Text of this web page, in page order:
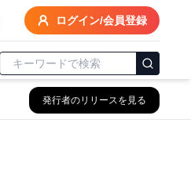
ログイン/会員登録
発行者のリリースを見る